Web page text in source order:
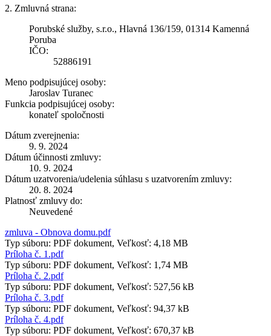
2. Zmluvná strana:
Porubské služby, s.r.o., Hlavná 136/159, 01314 Kamenná
Poruba
IČO:
52886191
Meno podpisujúcej osoby:
Jaroslav Turanec
Funkcia podpisujúcej osoby:
konateľ spoločnosti
Dátum zverejnenia:
9. 9. 2024
Dátum účinnosti zmluvy:
10. 9. 2024
Dátum uzatvorenia/udelenia súhlasu s uzatvorením zmluvy:
20. 8. 2024
Platnosť zmluvy do:
Neuvedené
zmluva - Obnova domu.pdf
Typ súboru: PDF dokument, Veľkosť: 4,18 MB
Príloha č. 1.pdf
Typ súboru: PDF dokument, Veľkosť: 1,74 MB
Príloha č. 2.pdf
Typ súboru: PDF dokument, Veľkosť: 527,56 kB
Príloha č. 3.pdf
Typ súboru: PDF dokument, Veľkosť: 94,37 kB
Príloha č. 4.pdf
Typ súboru: PDF dokument, Veľkosť: 670,37 kB